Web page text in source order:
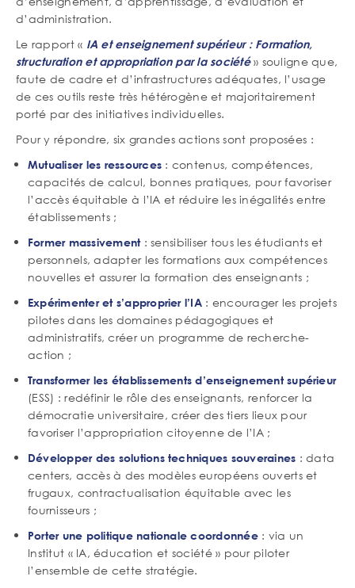
d’administration.
Le rapport « IA et enseignement supérieur : Formation,
structuration et appropriation par la société» souligne que,
faute de cadre et d’infrastructures adéquates, l’usage
de ces outils reste très hétérogène et majoritairement
porté par des initiatives individuelles.
Pour y répondre, six grandes actions sont proposées :
Mutualiser les ressources : contenus, compétences,
capacités de calcul, bonnes pratiques, pour favoriser
l’accès équitable à l’IA et réduire les inégalités entre
établissements ;
Former massivement: sensibiliser tous les étudiants et
personnels, adapter les formations aux compétences
nouvelles et assurer la formation des enseignants ;
Expérimenter et s’approprier l’IA: encourager les projets
pilotes dans les domaines pédagogiques et
administratifs, créer un programme de recherche-
action ;
Transformer les établissements d’enseignement supérieur
(ESS) : redéfinir le rôle des enseignants, renforcer la
démocratie universitaire, créer des tiers lieux pour
favoriser l’appropriation citoyenne de l’IA ;
Développer des solutions techniques souveraines : data
centers, accès à des modèles européens ouverts et
frugaux, contractualisation équitable avec les
fournisseurs ;
Porter une politique nationale coordonnée: via un
Institut « IA, éducation et société » pour piloter
l’ensemble de cette stratégie.